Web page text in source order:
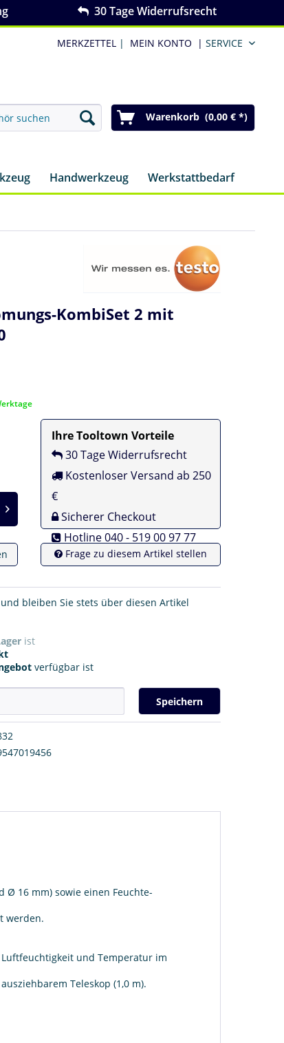
30 Tage Widerrufsrecht
MERKZETTEL | MEIN KONTO | SERVICE
Warenkorb (0,00 € *)
Handwerkzeug Werkstattbedarf
KombiSet 2 mit
Ihre Tooltown Vorteile
30 Tage Widerrufsrecht
Kostenloser Versand ab 250
€
Sicherer Checkout
Hotline 040 - 519 00 97 77
Frage zu diesem Artikel stellen
bleiben Sie stets über diesen Artikel
ist
verfügbar ist
Speichern
Ø 16 mm) sowie einen Feuchte-
werden.
und Temperatur im
Teleskop (1,0 m).